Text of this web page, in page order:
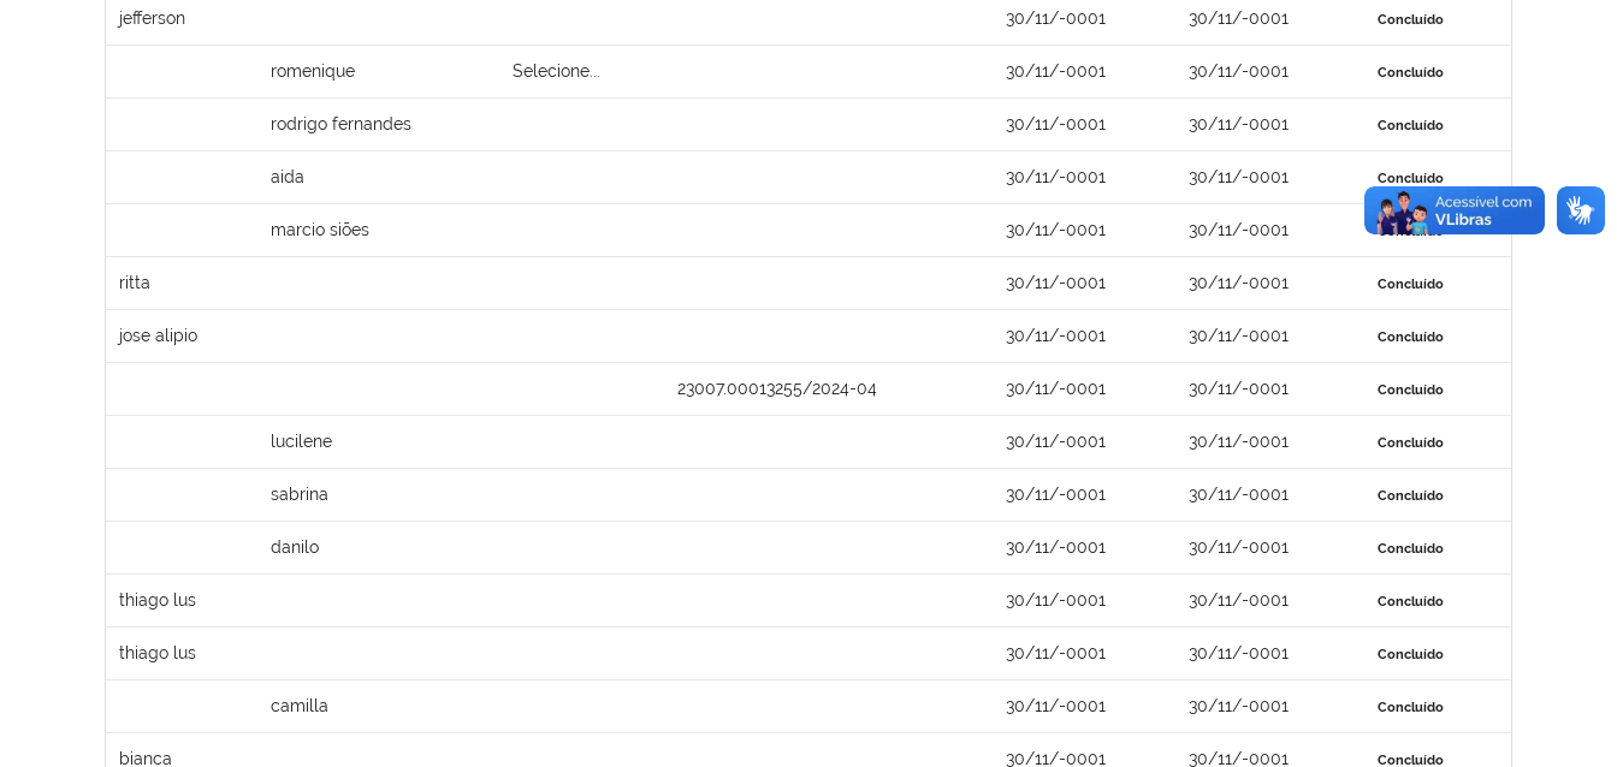
jefferson 30/11/-0001 30/11/-0001 Concluído
romenique Selecione... 30/11/-0001 30/11/-0001 Concluído
rodrigo fernandes 30/11/-0001 30/11/-0001 Concluído
aida 30/11/-0001 30/11/-0001 Concluído
marcio siões 30/11/-0001 30/11/-0001 Concluído
ritta 30/11/-0001 30/11/-0001 Concluído
jose alipio 30/11/-0001 30/11/-0001 Concluído
23007.00013255/2024-04 30/11/-0001 30/11/-0001 Concluído
lucilene 30/11/-0001 30/11/-0001 Concluído
sabrina 30/11/-0001 30/11/-0001 Concluído
danilo 30/11/-0001 30/11/-0001 Concluído
thiago lus 30/11/-0001 30/11/-0001 Concluído
thiago lus 30/11/-0001 30/11/-0001 Concluído
camilla 30/11/-0001 30/11/-0001 Concluído
bianca 30/11/-0001 30/11/-0001 Concluído